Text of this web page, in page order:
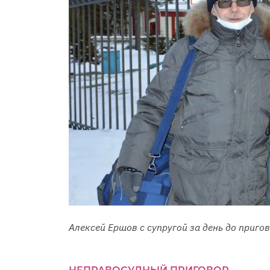
Алексей Ершов с супругой за день до